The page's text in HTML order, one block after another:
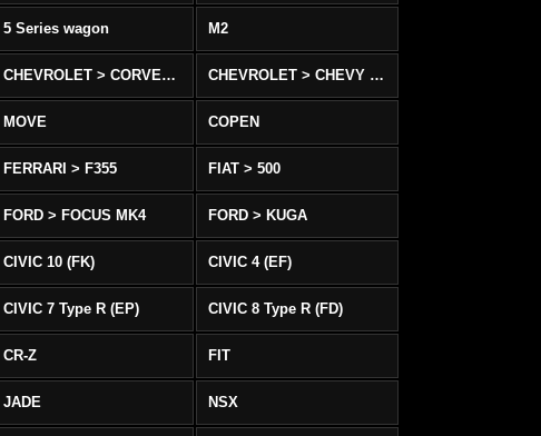
5 Series wagon M2
CHEVROLET > CORVETTE C5/C6 CHEVROLET > CHEVY SS
MOVE COPEN
FERRARI > F355 FIAT > 500
FORD > FOCUS MK4 FORD > KUGA
CIVIC 10 (FK) CIVIC 4 (EF)
CIVIC 7 Type R (EP) CIVIC 8 Type R (FD)
CR-Z FIT
JADE NSX